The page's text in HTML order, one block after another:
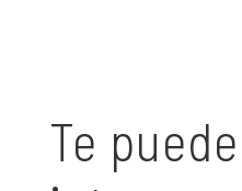
Te puede